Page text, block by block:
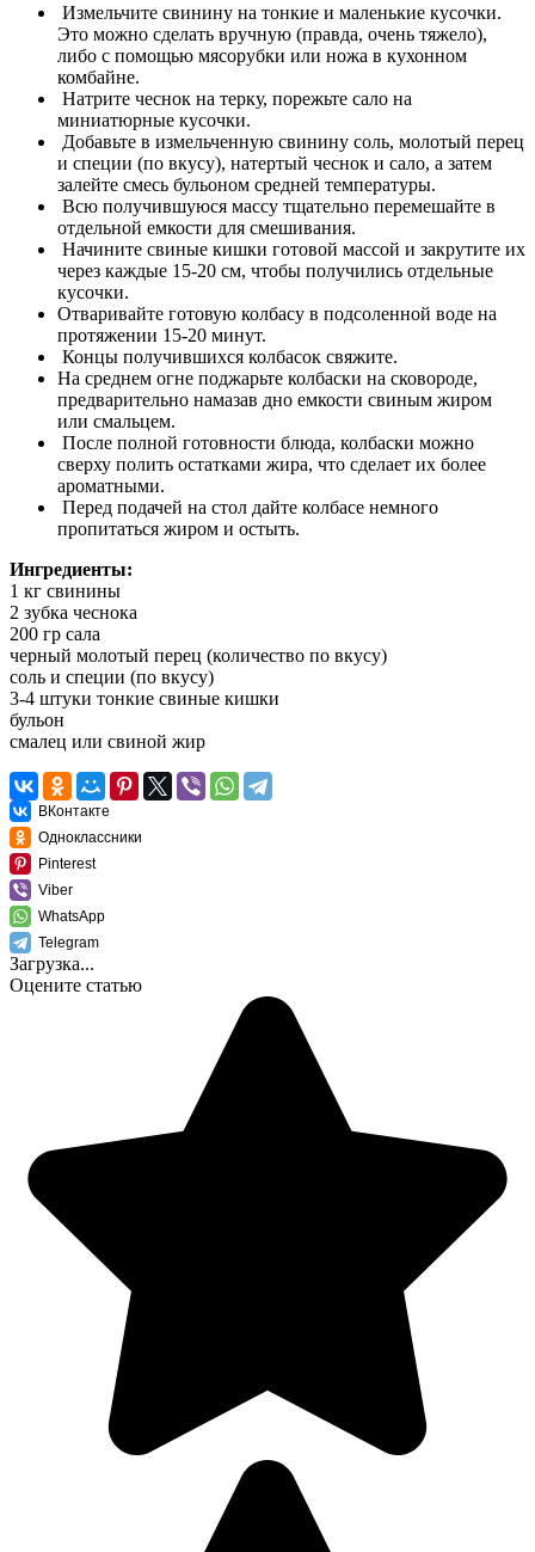
Измельчите свинину на тонкие и маленькие кусочки.
Это можно сделать вручную (правда, очень тяжело),
либо с помощью мясорубки или ножа в кухонном
комбайне.
Натрите чеснок на терку, порежьте сало на
миниатюрные кусочки.
Добавьте в измельченную свинину соль, молотый перец
и специи (по вкусу), натертый чеснок и сало, а затем
залейте смесь бульоном средней температуры.
Всю получившуюся массу тщательно перемешайте в
отдельной емкости для смешивания.
Начините свиные кишки готовой массой и закрутите их
через каждые 15-20 см, чтобы получились отдельные
кусочки.
Отваривайте готовую колбасу в подсоленной воде на
протяжении 15-20 минут.
Концы получившихся колбасок свяжите.
На среднем огне поджарьте колбаски на сковороде,
предварительно намазав дно емкости свиным жиром
или смальцем.
После полной готовности блюда, колбаски можно
сверху полить остатками жира, что сделает их более
ароматными.
Перед подачей на стол дайте колбасе немного
пропитаться жиром и остыть.
Ингредиенты:
1 кг свинины
2 зубка чеснока
200 гр сала
черный молотый перец (количество по вкусу)
соль и специи (по вкусу)
3-4 штуки тонкие свиные кишки
бульон
смалец или свиной жир
ВКонтакте
Одноклассники
Pinterest
Viber
WhatsApp
Telegram
Загрузка...
Оцените статью